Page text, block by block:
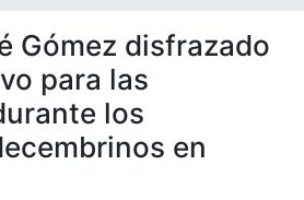
Gómez disfrazado
para las
los
en